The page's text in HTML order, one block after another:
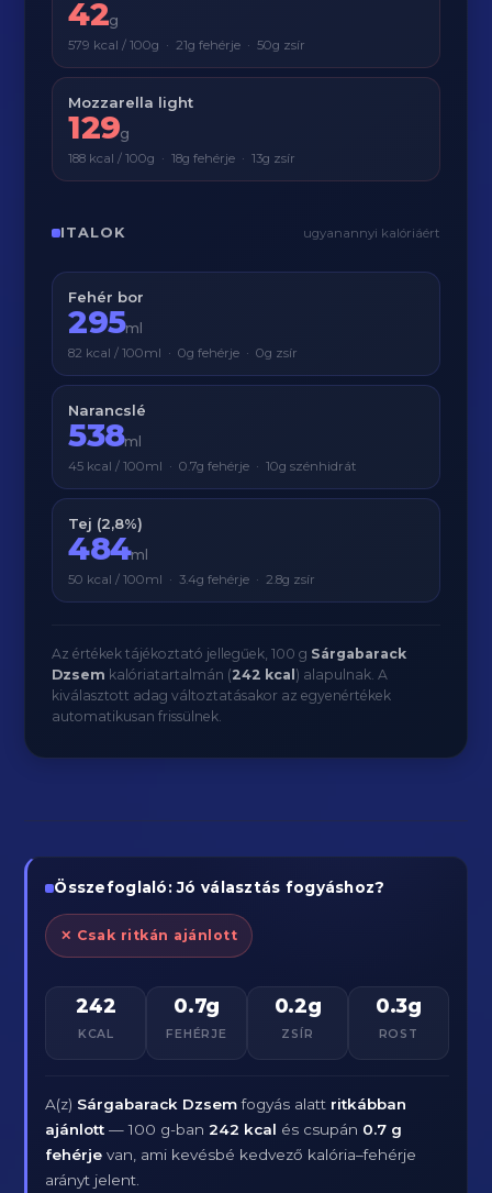
42g
579 kcal / 100g · 21g fehérje · 50g zsír
Mozzarella light
129g
188 kcal / 100g · 18g fehérje · 13g zsír
ITALOK ugyanannyi kalóriáért
Fehér bor
295ml
82 kcal / 100ml · 0g fehérje · 0g zsír
Narancslé
538ml
45 kcal / 100ml · 0.7g fehérje · 10g szénhidrát
Tej (2,8%)
484ml
50 kcal / 100ml · 3.4g fehérje · 2.8g zsír
Az értékek tájékoztató jellegűek, 100 g Sárgabarack
Dzsem kalóriatartalmán (242 kcal ) alapulnak. A
kiválasztott adag változtatásakor az egyenértékek
automatikusan frissülnek.
Összefoglaló: Jó választás fogyáshoz?
✕ Csak ritkán ajánlott
242
KCAL
0.7g
FEHÉRJE
0.2g
ZSÍR
0.3g
ROST
A(z) Sárgabarack Dzsemfogyás alatt ritkábban
ajánlott — 100 g-ban242 kcal és csupán 0.7 g
fehérje van, ami kevésbé kedvező kalória–fehérje
arányt jelent.